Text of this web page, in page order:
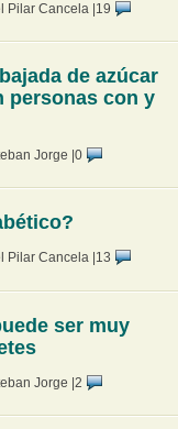
Pilar Cancela | 19
de azúcar
personas con y
Jorge | 0
Pilar Cancela | 13
ser muy
Jorge | 2